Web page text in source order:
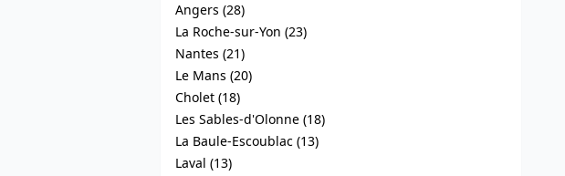
Angers (28)
La Roche-sur-Yon (23)
Nantes (21)
Le Mans (20)
Cholet (18)
Les Sables-d'Olonne (18)
La Baule-Escoublac (13)
Laval (13)